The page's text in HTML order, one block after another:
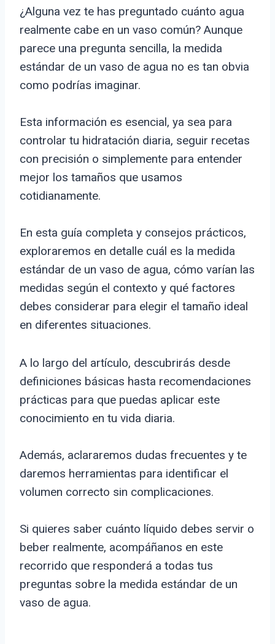
¿Alguna vez te has preguntado cuánto agua
realmente cabe en un vaso común? Aunque
parece una pregunta sencilla, la medida
estándar de un vaso de agua no es tan obvia
como podrías imaginar.
Esta información es esencial, ya sea para
controlar tu hidratación diaria, seguir recetas
con precisión o simplemente para entender
mejor los tamaños que usamos
cotidianamente.
En esta guía completa y consejos prácticos,
exploraremos en detalle cuál es la medida
estándar de un vaso de agua, cómo varían las
medidas según el contexto y qué factores
debes considerar para elegir el tamaño ideal
en diferentes situaciones.
A lo largo del artículo, descubrirás desde
definiciones básicas hasta recomendaciones
prácticas para que puedas aplicar este
conocimiento en tu vida diaria.
Además, aclararemos dudas frecuentes y te
daremos herramientas para identificar el
volumen correcto sin complicaciones.
Si quieres saber cuánto líquido debes servir o
beber realmente, acompáñanos en este
recorrido que responderá a todas tus
preguntas sobre la medida estándar de un
vaso de agua.